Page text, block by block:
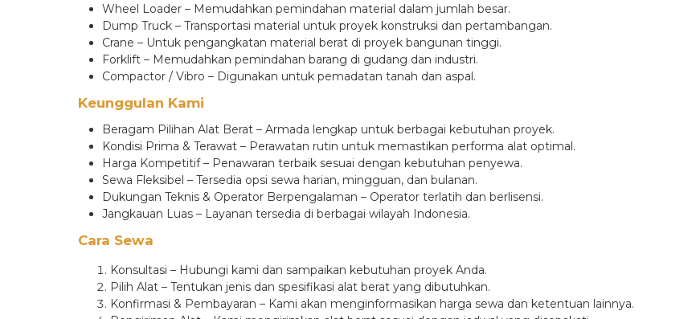
Wheel Loader – Memudahkan pemindahan material dalam jumlah besar.
Dump Truck – Transportasi material untuk proyek konstruksi dan pertambangan.
Crane – Untuk pengangkatan material berat di proyek bangunan tinggi.
Forklift – Memudahkan pemindahan barang di gudang dan industri.
Compactor / Vibro – Digunakan untuk pemadatan tanah dan aspal.
Keunggulan Kami
Beragam Pilihan Alat Berat – Armada lengkap untuk berbagai kebutuhan proyek.
Kondisi Prima & Terawat – Perawatan rutin untuk memastikan performa alat optimal.
Harga Kompetitif – Penawaran terbaik sesuai dengan kebutuhan penyewa.
Sewa Fleksibel – Tersedia opsi sewa harian, mingguan, dan bulanan.
Dukungan Teknis & Operator Berpengalaman – Operator terlatih dan berlisensi.
Jangkauan Luas – Layanan tersedia di berbagai wilayah Indonesia.
Cara Sewa
Konsultasi – Hubungi kami dan sampaikan kebutuhan proyek Anda.
Pilih Alat – Tentukan jenis dan spesifikasi alat berat yang dibutuhkan.
Konfirmasi & Pembayaran – Kami akan menginformasikan harga sewa dan ketentuan lainnya.